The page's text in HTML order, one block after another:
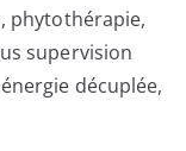
phytothérapie,
supervision
décuplée,